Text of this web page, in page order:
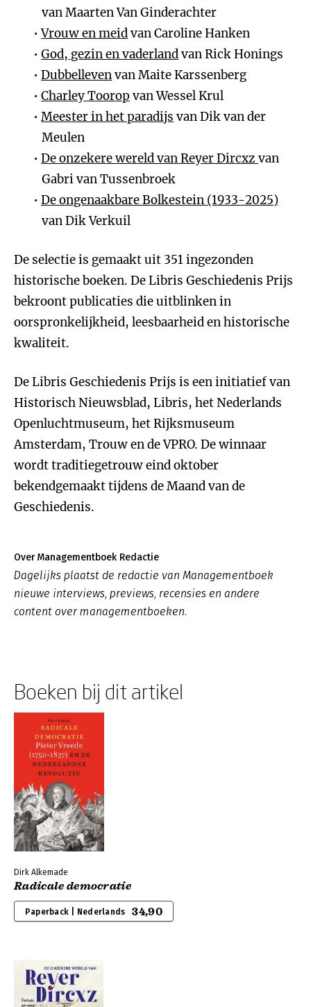
van Maarten Van Ginderachter
Vrouw en meidvan Caroline Hanken
God, gezin en vaderlandvan Rick Honings
Dubbellevenvan Maite Karssenberg
Charley Toorop van Wessel Krul
Meester in het paradijs van Dik van der
Meulen
De onzekere wereld van Reyer Dircxzvan
Gabri van Tussenbroek
De ongenaakbare Bolkestein (1933-2025)
van Dik Verkuil
De selectie is gemaakt uit 351 ingezonden
historische boeken. De Libris Geschiedenis Prijs
bekroont publicaties die uitblinken in
oorspronkelijkheid, leesbaarheid en historische
kwaliteit.
De Libris Geschiedenis Prijs is een initiatief van
Historisch Nieuwsblad, Libris, het Nederlands
Openluchtmuseum, het Rijksmuseum
Amsterdam, Trouw en de VPRO. De winnaar
wordt traditiegetrouw eind oktober
bekendgemaakt tijdens de Maand van de
Geschiedenis.
Over Managementboek Redactie
Dagelijks plaatst de redactie van Managementboek
nieuwe interviews, previews, recensies en andere
content over managementboeken.
Boeken bij dit artikel
Dirk Alkemade
Radicale democratie
Paperback | Nederlands 34,90